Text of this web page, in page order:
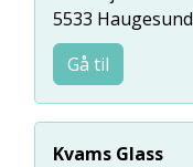
5533 Haugesund
Gå til
Kvams Glass